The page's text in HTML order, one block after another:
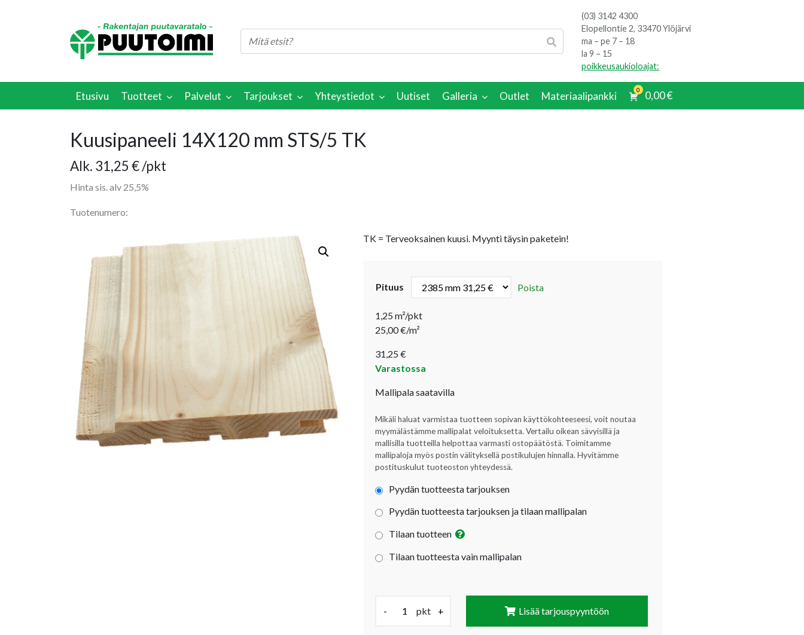
(03) 3142 4300
Elopellontie 2, 33470 Ylöjärvi
ma – pe 7 – 18
la 9 – 15
poikkeusaukioloajat:
Etusivu Tuotteet Palvelut Tarjoukset Yhteystiedot Uutiset Galleria Outlet Materiaalipankki 0 0,00€
Kuusipaneeli 14X120 mm STS/5 TK
Alk. 31,25 €Hintaluokka:
31,25 €
/pkt
Hinta sis. alv 25,5%
Tuotenumero:
TK = Terveoksainen kuusi. Myynti täysin paketein!
Pituus Poista
1,25 m²/pkt
25,00 €/m²
31,25€
Varastossa
Mallipala saatavilla
Mikäli haluat varmistaa tuotteen sopivan käyttökohteeseesi, voit noutaa
myymälästämme mallipalat veloituksetta. Vertailu oikean sävyisillä ja
mallisilla tuotteilla helpottaa varmasti ostopäätöstä. Toimitamme
mallipaloja myös postin välityksellä postikulujen hinnalla. Hyvitämme
postituskulut tuoteoston yhteydessä.
Pyydän tuotteesta tarjouksen
Pyydän tuotteesta tarjouksen ja tilaan mallipalan
Tilaan tuotteen
Tilaan tuotteesta vain mallipalan
- pkt + Lisää tarjouspyyntöön